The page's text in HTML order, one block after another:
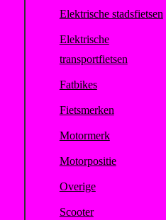
Elektrische stadsfietsen
Elektrische
transportfietsen
Fatbikes
Fietsmerken
Motormerk
Motorpositie
Overige
Scooter